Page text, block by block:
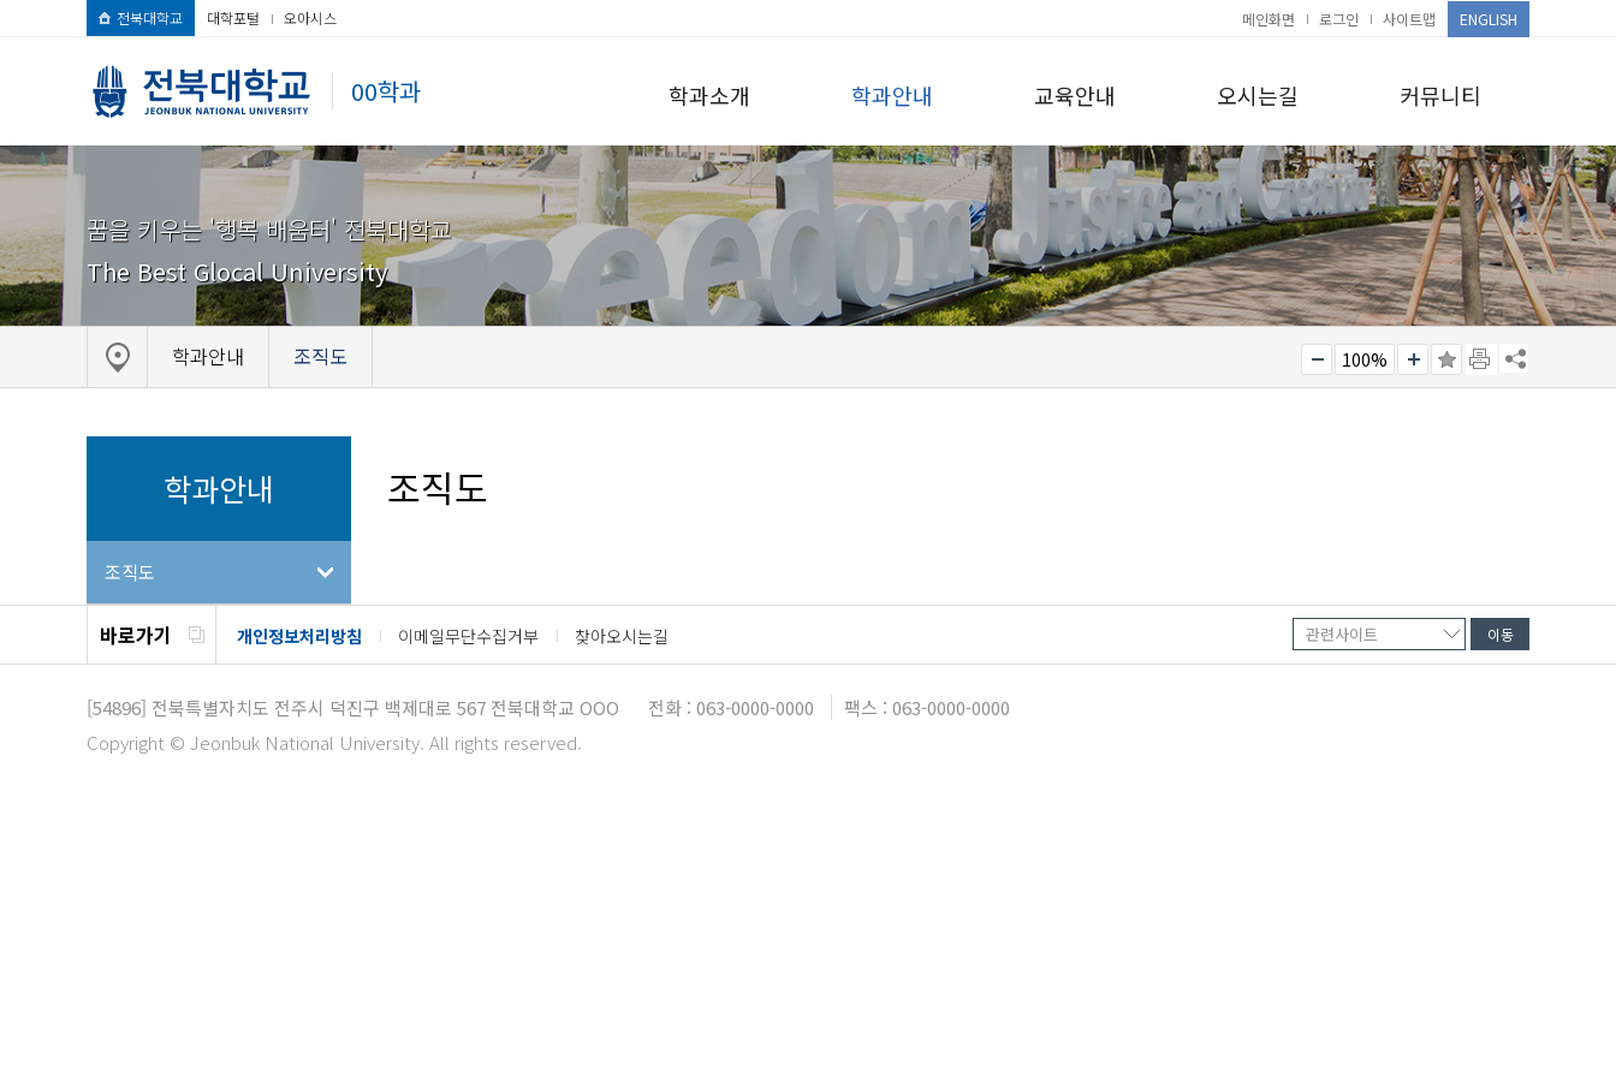
전북대학교 대학포털 오아시스
00학과
메인화면 로그인 사이트맵 ENGLISH
학과소개 학과안내 교육안내 오시는길 커뮤니티
꿈을 키우는 '행복 배움터' 전북대학교
The Best Glocal University
학과안내 조직도 100%
학과안내
조직도
조직도
바로가기 개인정보처리방침 이메일무단수집거부 찾아오시는길
[54896] 전북특별자치도 전주시 덕진구 백제대로 567 전북대학교 OOO 전화 : 063-0000-0000
팩스 : 063-0000-0000
Copyright © Jeonbuk National University. All rights reserved.